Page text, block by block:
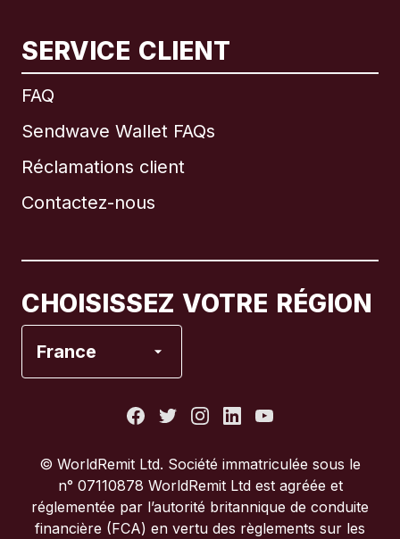
SERVICE CLIENT
FAQ
Sendwave Wallet FAQs
Réclamations client
Contactez-nous
CHOISISSEZ VOTRE RÉGION
France
International English
Brésil
Italie
© WorldRemit Ltd. Société immatriculée sous le
n° 07110878 WorldRemit Ltd est agréée et
réglementée par l’autorité britannique de conduite
financière (FCA) en vertu des règlements sur les